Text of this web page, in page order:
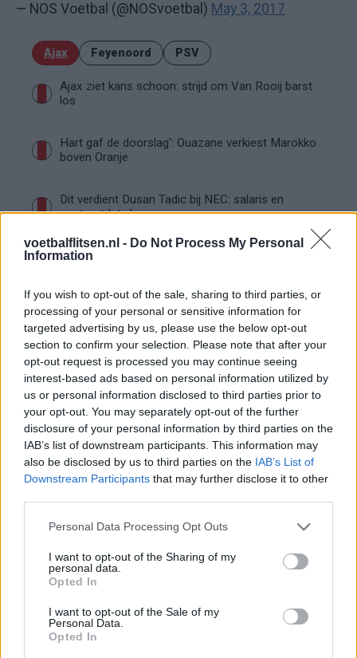
voetbalflitsen.nl - Do Not Process My Personal
Information
If you wish to opt-out of the sale, sharing to third parties, or
processing of your personal or sensitive information for
targeted advertising by us, please use the below opt-out
section to confirm your selection. Please note that after your
opt-out request is processed you may continue seeing
interest-based ads based on personal information utilized by
us or personal information disclosed to third parties prior to
your opt-out. You may separately opt-out of the further
disclosure of your personal information by third parties on the
IAB’s list of downstream participants. This information may
also be disclosed by us to third parties on the IAB’s List of
Downstream Participants that may further disclose it to other
Personal Data Processing Opt Outs
I want to opt-out of the Sharing of my
personal data.
Opted In
I want to opt-out of the Sale of my
Personal Data.
Opted In
— NOS Voetbal (@NOSvoetbal) May 3, 2017
Ajax Feyenoord PSV
Ajax ziet kans schoon: strijd om Van Rooij barst
los
Hart gaf de doorslag': Ouazane verkiest Marokko
boven Oranje
Dit verdient Dusan Tadic bij NEC: salaris en
contractdetails
Ajax dicht bij komst Arokodare: huurdeal met
Ajax helpt Burnley uit de brand met afgeknipte
sokken na blunder met tenues
Hakim Ziyech verhuurt opnieuw luxe
appartement op Amsterdamse Zuidas
Marcos Leonardo laat eerste indruk achter bij
Ajax: 'Hier gaan fans van genieten'
Resterend oefenprogramma Ajax: waar zijn de
blijft cruciaal
geschiedenis